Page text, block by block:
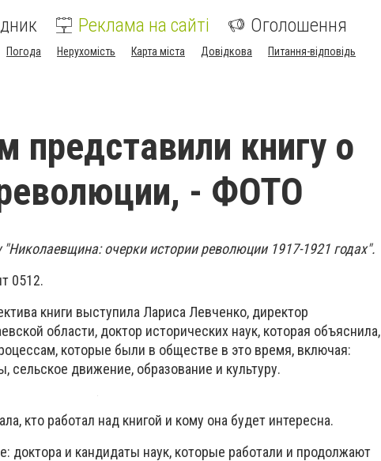
Реклама на сайті Оголошення
Погода Нерухомість Карта міста Довідкова Питання-відповідь
представили книгу о
- ФОТО
"Николаевщина: очерки истории революции 1917-1921 годах".
0512.
книги выступила Лариса Левченко, директор
области, доктор исторических наук, которая объяснила,
которые были в обществе в это время, включая:
сельское движение, образование и культуру.
кто работал над книгой и кому она будет интересна.
доктора и кандидаты наук, которые работали и продолжают